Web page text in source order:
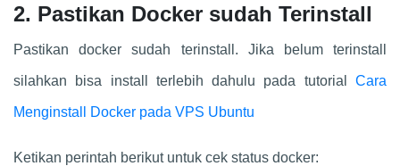
2. Pastikan Docker sudah Terinstall
Pastikan docker sudah terinstall. Jika belum terinstall
silahkan bisa install terlebih dahulu pada tutorial Cara
Menginstall Docker pada VPS Ubuntu
Ketikan perintah berikut untuk cek status docker: